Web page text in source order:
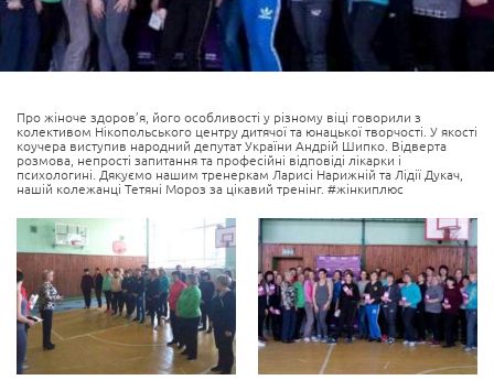
Про жіноче здоров’я, його особливості у різному віці говорили з
колективом Нікопольського центру дитячої та юнацької творчості. У якості
коучера виступив народний депутат України Андрій Шипко. Відверта
розмова, непрості запитання та професійні відповіді лікарки і
психологині. Дякуємо нашим тренеркам Ларисі Нарижній та Лідії Дукач,
нашій колежанці Тетяні Мороз за цікавий тренінг. #жінкиплюс